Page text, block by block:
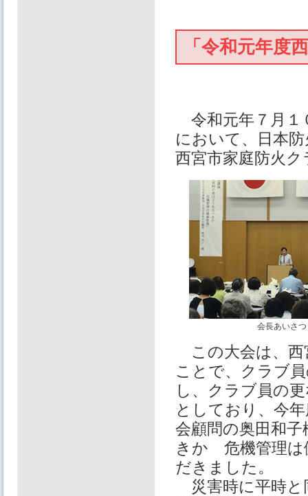
「令和元年度
令和元年７月１
において、日本
西宮市家庭防火
会長あいさつ
この大会は、西
ことで、クラブ
し、クラブ員の
としており、今
会顧問の奥田和
きか 危機管理は
だきました。
災害時に平時と